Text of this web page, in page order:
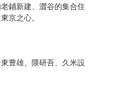
鋪新建、澀谷的集合住
京之心。
豊雄、隈研吾、久米設